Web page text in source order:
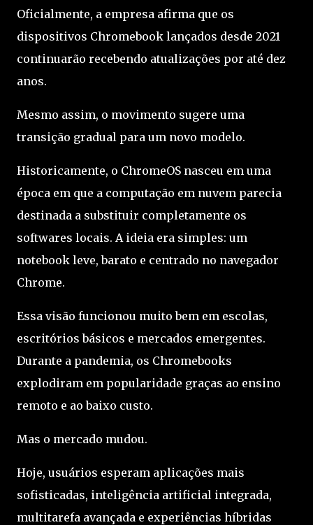
Oficialmente, a empresa afirma que os
dispositivos Chromebook lançados desde 2021
continuarão recebendo atualizações por até dez
anos.
Mesmo assim, o movimento sugere uma
transição gradual para um novo modelo.
Historicamente, o ChromeOS nasceu em uma
época em que a computação em nuvem parecia
destinada a substituir completamente os
softwares locais. A ideia era simples: um
notebook leve, barato e centrado no navegador
Chrome.
Essa visão funcionou muito bem em escolas,
escritórios básicos e mercados emergentes.
Durante a pandemia, os Chromebooks
explodiram em popularidade graças ao ensino
remoto e ao baixo custo.
Mas o mercado mudou.
Hoje, usuários esperam aplicações mais
sofisticadas, inteligência artificial integrada,
multitarefa avançada e experiências híbridas